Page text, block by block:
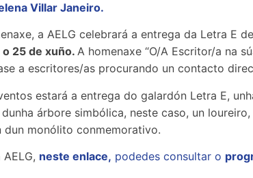
Villar Janeiro.
a AELG celebrará a entrega da Letra E
o 25 de xuño. A homenaxe “O/A Escritor/a na
a escritores/as procurando un contacto
estará a entrega do galardón Letra E,
árbore simbólica, neste caso, un
dun monólito conmemorativo.
neste enlace, podedes consultar o